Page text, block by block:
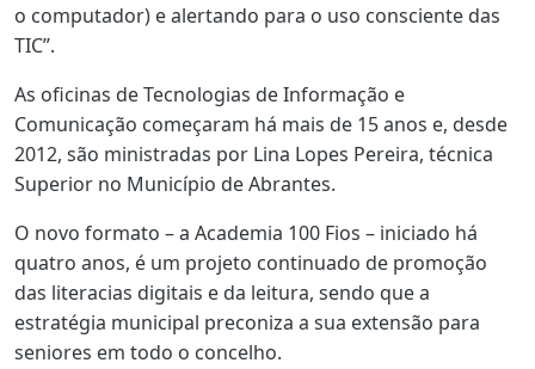
o computador) e alertando para o uso consciente das
TIC”.
As oficinas de Tecnologias de Informação e
Comunicação começaram há mais de 15 anos e, desde
2012, são ministradas por Lina Lopes Pereira, técnica
Superior no Município de Abrantes.
O novo formato – a Academia 100 Fios – iniciado há
quatro anos, é um projeto continuado de promoção
das literacias digitais e da leitura, sendo que a
estratégia municipal preconiza a sua extensão para
seniores em todo o concelho.